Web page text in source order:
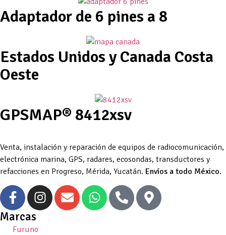
Adaptador de 6 pines a 8
Estados Unidos y Canada Costa
Oeste
GPSMAP® 8412xsv
Venta, instalación y reparación de equipos de radiocomunicación,
electrónica marina, GPS, radares, ecosondas, transductores y
refacciones en Progreso, Mérida, Yucatán. Envíos a todo México.
Marcas
Furuno